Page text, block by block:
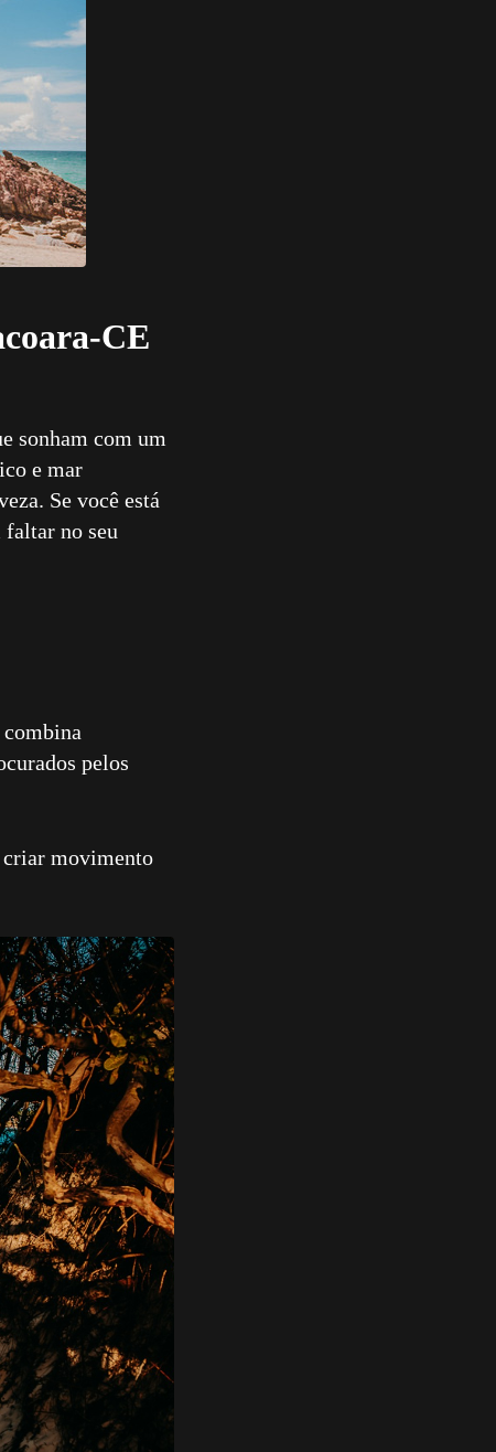
CE
sonham com um
e mar
Se você está
faltar no seu
pelos
criar movimento